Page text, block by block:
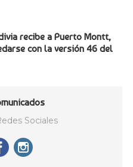
recibe a Puerto Montt,
con la versión 46 del
Sociales